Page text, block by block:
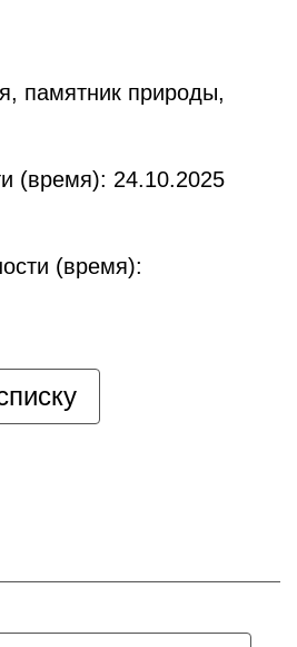
памятник природы,
(время): 24.10.2025
(время):